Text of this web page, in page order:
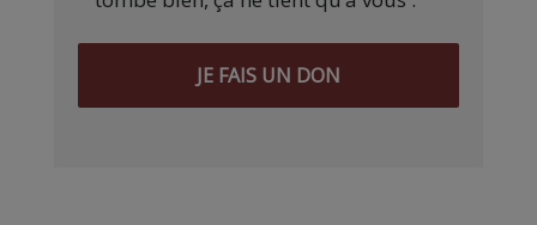
JE FAIS UN DON